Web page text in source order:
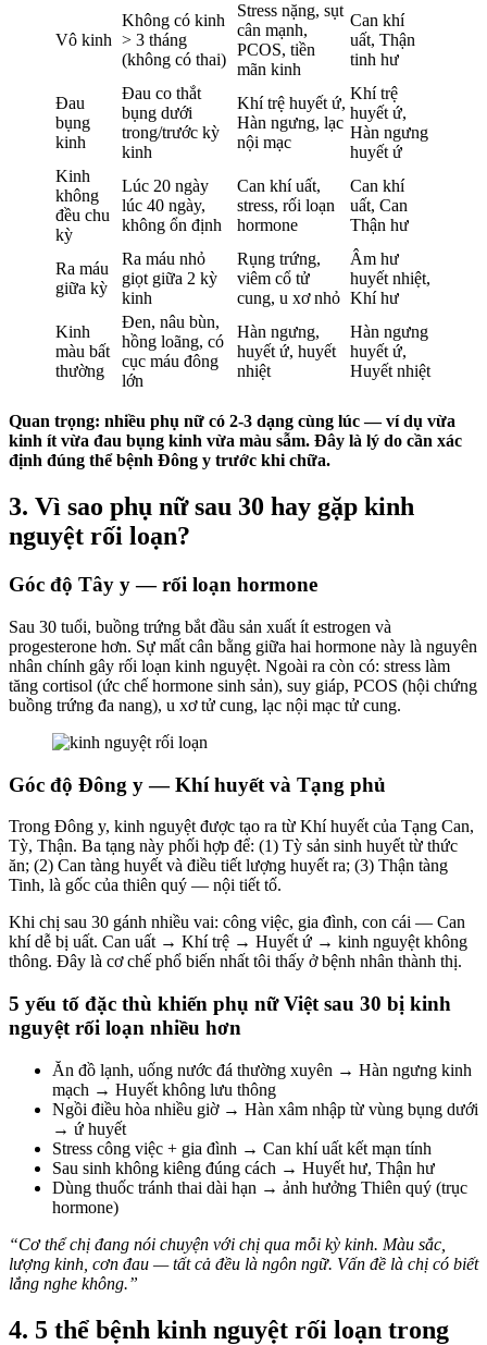
Vô kinh
Không có kinh
> 3 tháng
(không có thai)
Stress nặng, sụt
cân mạnh,
PCOS, tiền
mãn kinh
Can khí
uất, Thận
tinh hư
Đau
bụng
kinh
Đau co thắt
bụng dưới
trong/trước kỳ
kinh
Khí trệ huyết ứ,
Hàn ngưng, lạc
nội mạc
Khí trệ
huyết ứ,
Hàn ngưng
huyết ứ
Kinh
không
đều chu
kỳ
Lúc 20 ngày
lúc 40 ngày,
không ổn định
Can khí uất,
stress, rối loạn
hormone
Can khí
uất, Can
Thận hư
Ra máu
giữa kỳ
Ra máu nhỏ
giọt giữa 2 kỳ
kinh
Rụng trứng,
viêm cổ tử
cung, u xơ nhỏ
Âm hư
huyết nhiệt,
Khí hư
Kinh
màu bất
thường
Đen, nâu bùn,
hồng loãng, có
cục máu đông
lớn
Hàn ngưng,
huyết ứ, huyết
nhiệt
Hàn ngưng
huyết ứ,
Huyết nhiệt
Quan trọng: nhiều phụ nữ có 2-3 dạng cùng lúc — ví dụ vừa
kinh ít vừa đau bụng kinh vừa màu sẫm. Đây là lý do cần xác
định đúng thể bệnh Đông y trước khi chữa.
3. Vì sao phụ nữ sau 30 hay gặp kinh
nguyệt rối loạn?
Góc độ Tây y — rối loạn hormone
Sau 30 tuổi, buồng trứng bắt đầu sản xuất ít estrogen và
progesterone hơn. Sự mất cân bằng giữa hai hormone này là nguyên
nhân chính gây rối loạn kinh nguyệt. Ngoài ra còn có: stress làm
tăng cortisol (ức chế hormone sinh sản), suy giáp, PCOS (hội chứng
buồng trứng đa nang), u xơ tử cung, lạc nội mạc tử cung.
Góc độ Đông y — Khí huyết và Tạng phủ
Trong Đông y, kinh nguyệt được tạo ra từ Khí huyết của Tạng Can,
Tỳ, Thận. Ba tạng này phối hợp để: (1) Tỳ sản sinh huyết từ thức
ăn; (2) Can tàng huyết và điều tiết lượng huyết ra; (3) Thận tàng
Tinh, là gốc của thiên quý — nội tiết tố.
Khi chị sau 30 gánh nhiều vai: công việc, gia đình, con cái — Can
khí dễ bị uất. Can uất → Khí trệ → Huyết ứ → kinh nguyệt không
thông. Đây là cơ chế phổ biến nhất tôi thấy ở bệnh nhân thành thị.
5 yếu tố đặc thù khiến phụ nữ Việt sau 30 bị kinh
nguyệt rối loạn nhiều hơn
Ăn đồ lạnh, uống nước đá thường xuyên → Hàn ngưng kinh
mạch → Huyết không lưu thông
Ngồi điều hòa nhiều giờ → Hàn xâm nhập từ vùng bụng dưới
→ ứ huyết
Stress công việc + gia đình → Can khí uất kết mạn tính
Sau sinh không kiêng đúng cách → Huyết hư, Thận hư
Dùng thuốc tránh thai dài hạn → ảnh hưởng Thiên quý (trục
hormone)
“Cơ thể chị đang nói chuyện với chị qua mỗi kỳ kinh. Màu sắc,
lượng kinh, cơn đau — tất cả đều là ngôn ngữ. Vấn đề là chị có biết
lắng nghe không.”
4. 5 thể bệnh kinh nguyệt rối loạn trong